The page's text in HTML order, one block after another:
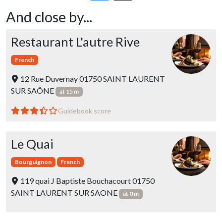
And close by...
Restaurant L'autre Rive
French
12 Rue Duvernay 01750 SAINT LAURENT
SUR SAÔNE
at 15 m
Guidebook score
Le Quai
Bourguignon French
119 quai J Baptiste Bouchacourt 01750
SAINT LAURENT SUR SAONE
at 0 m